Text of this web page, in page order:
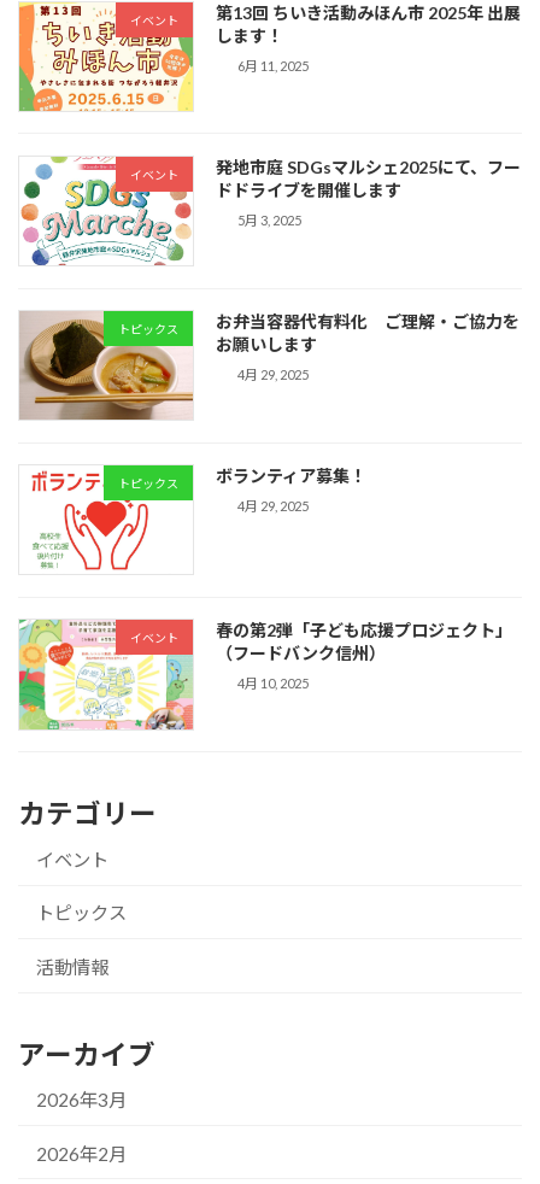
イベント
第13回 ちいき活動みほん市 2025年 出展
します！
6月 11, 2025
イベント
発地市庭 SDGsマルシェ2025にて、フー
ドドライブを開催します
5月 3, 2025
トピックス
お弁当容器代有料化 ご理解・ご協力を
お願いします
4月 29, 2025
トピックス ボランティア募集！
4月 29, 2025
イベント
春の第2弾「子ども応援プロジェクト」
（フードバンク信州）
4月 10, 2025
カテゴリー
イベント
トピックス
活動情報
アーカイブ
2026年3月
2026年2月